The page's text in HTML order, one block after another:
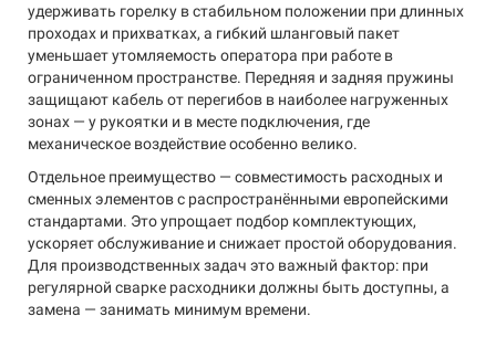
удерживать горелку в стабильном положении при длинных
проходах и прихватках, а гибкий шланговый пакет
уменьшает утомляемость оператора при работе в
ограниченном пространстве. Передняя и задняя пружины
защищают кабель от перегибов в наиболее нагруженных
зонах — у рукоятки и в месте подключения, где
механическое воздействие особенно велико.
Отдельное преимущество — совместимость расходных и
сменных элементов с распространёнными европейскими
стандартами. Это упрощает подбор комплектующих,
ускоряет обслуживание и снижает простой оборудования.
Для производственных задач это важный фактор: при
регулярной сварке расходники должны быть доступны, а
замена — занимать минимум времени.